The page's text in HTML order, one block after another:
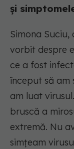
și
Simona Suciu,
vorbit despre
ce a fost
început să am
am luat
bruscă a
extremă. Nu
simţeam